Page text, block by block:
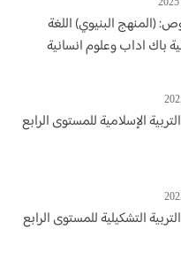
البنيوي) اللغة
باك اداب وعلوم انسانية
الإسلامية للمستوى الرابع
التشكيلية للمستوى الرابع